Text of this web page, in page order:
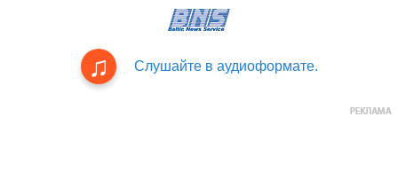
Слушайте в аудиоформате.